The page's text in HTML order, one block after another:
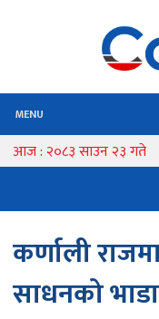
MENU
आज : २०८३ साउन २३ गते
कर्णाली
साधनको